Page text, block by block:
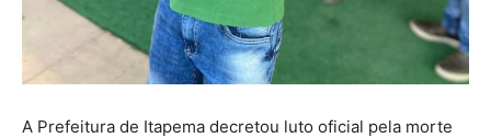
A Prefeitura de Itapema decretou luto oficial pela morte